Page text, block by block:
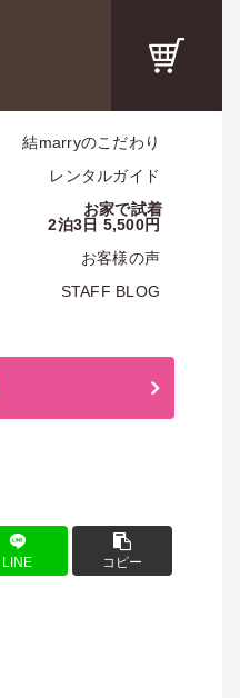
結marryのこだわり
レンタルガイド
お家で試着
2泊3日 5,500円
お客様の声
STAFF BLOG
LINE コピー